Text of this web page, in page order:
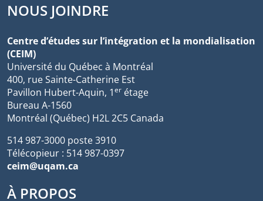
NOUS JOINDRE
Centre d’études sur l’intégration et la mondialisation
(CEIM)
Université du Québec à Montréal
400, rue Sainte-Catherine Est
Pavillon Hubert-Aquin, 1er étage
Bureau A-1560
Montréal (Québec) H2L 2C5 Canada
514 987-3000 poste 3910
Télécopieur : 514 987-0397
ceim@uqam.ca
À PROPOS